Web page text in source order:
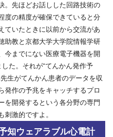
。先ほどお話しした回路技術の
度の精度が確保できていると分
ていたときに以前から交流があ
助教と京都大学大学院情報学研
今までにない医療電子機器を開
た。それが“てんかん発作予
生がてんかん患者のデータを収
発作の予兆をキャッチするプロ
を開発するという各分野の専門
激的ですよ。
知ウェアラブル心電計